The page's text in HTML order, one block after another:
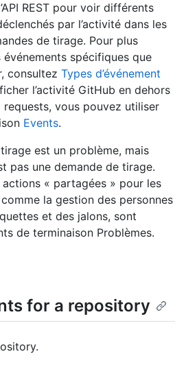
REST pour voir différents
par l’activité dans les
de tirage. Pour plus
événements spécifiques que
consultez Types d’événement
l’activité GitHub en dehors
vous pouvez utiliser
Events.
est un problème, mais
pas une demande de tirage.
« partagées » pour les
la gestion des personnes
et des jalons, sont
de terminaison Problèmes.
for a repository